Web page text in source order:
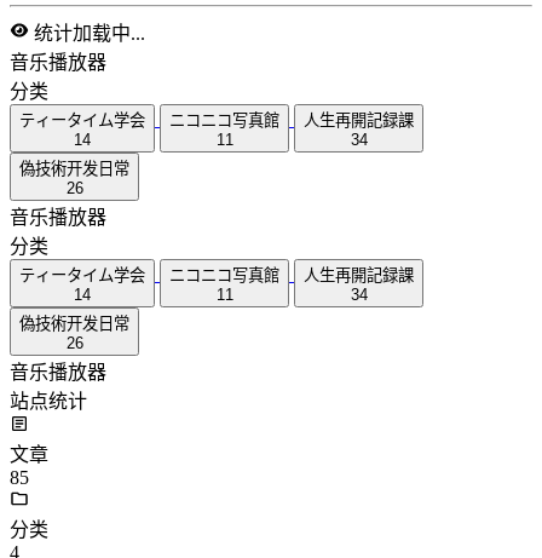
统计加载中...
音乐播放器
分类
ティータイム学会
14
ニコニコ写真館
11
人生再開記録課
34
偽技術开发日常
26
音乐播放器
分类
ティータイム学会
14
ニコニコ写真館
11
人生再開記録課
34
偽技術开发日常
26
音乐播放器
站点统计
文章
85
分类
4